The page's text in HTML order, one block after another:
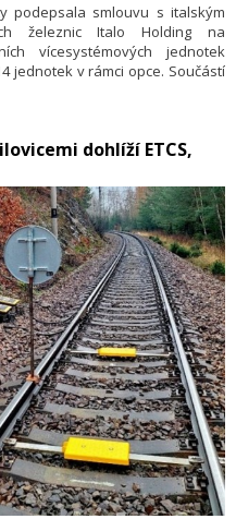
podepsala smlouvu s italským
železnic Italo Holding na
vícesystémových jednotek
jednotek v rámci opce. Součástí
Hodnota zakázky je přibližně
dohlíží ETCS,